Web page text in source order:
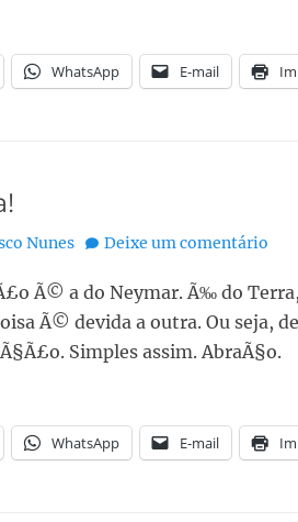
WhatsApp E-mail
Nunes Deixe um comentário
Ã© a do Neymar. Ã‰ do
Ã© devida a outra. Ou seja,
Simples assim. AbraÃ§o.
WhatsApp E-mail